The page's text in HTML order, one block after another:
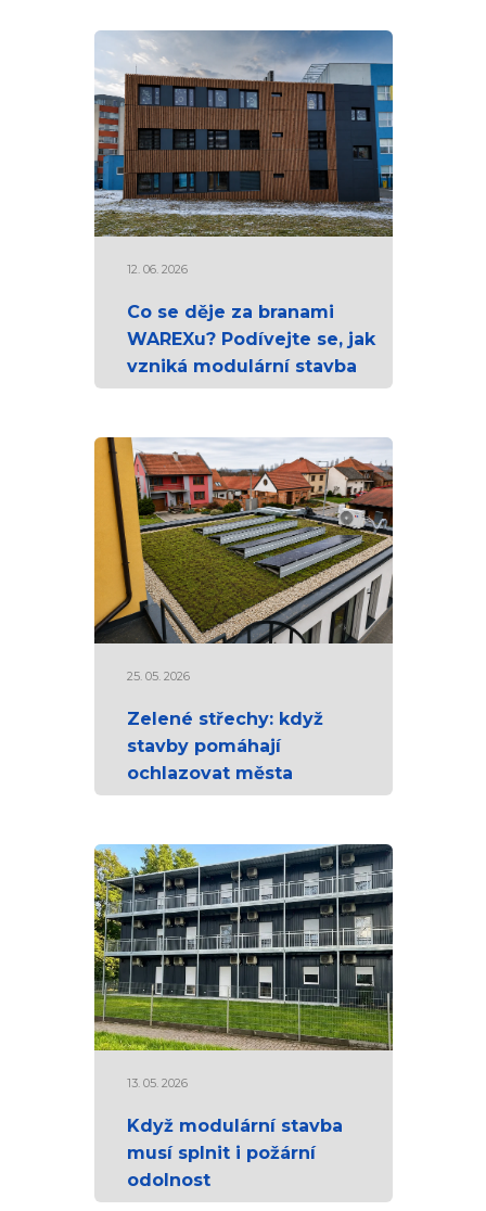
12. 06. 2026
Co se děje za branami
WAREXu? Podívejte se, jak
vzniká modulární stavba
25. 05. 2026
Zelené střechy: když
stavby pomáhají
ochlazovat města
13. 05. 2026
Když modulární stavba
musí splnit i požární
odolnost